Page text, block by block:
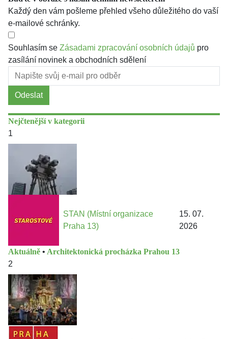
Každý den vám pošleme přehled všeho důležitého do vaší
e-mailové schránky.
Souhlasím se Zásadami zpracování osobních údajů pro
zasílání novinek a obchodních sdělení
Odeslat
Nejčtenější v kategorii
1
STAN (Místní organizace
Praha 13)
15. 07.
2026
Aktuálně • Architektonická procházka Prahou 13
2